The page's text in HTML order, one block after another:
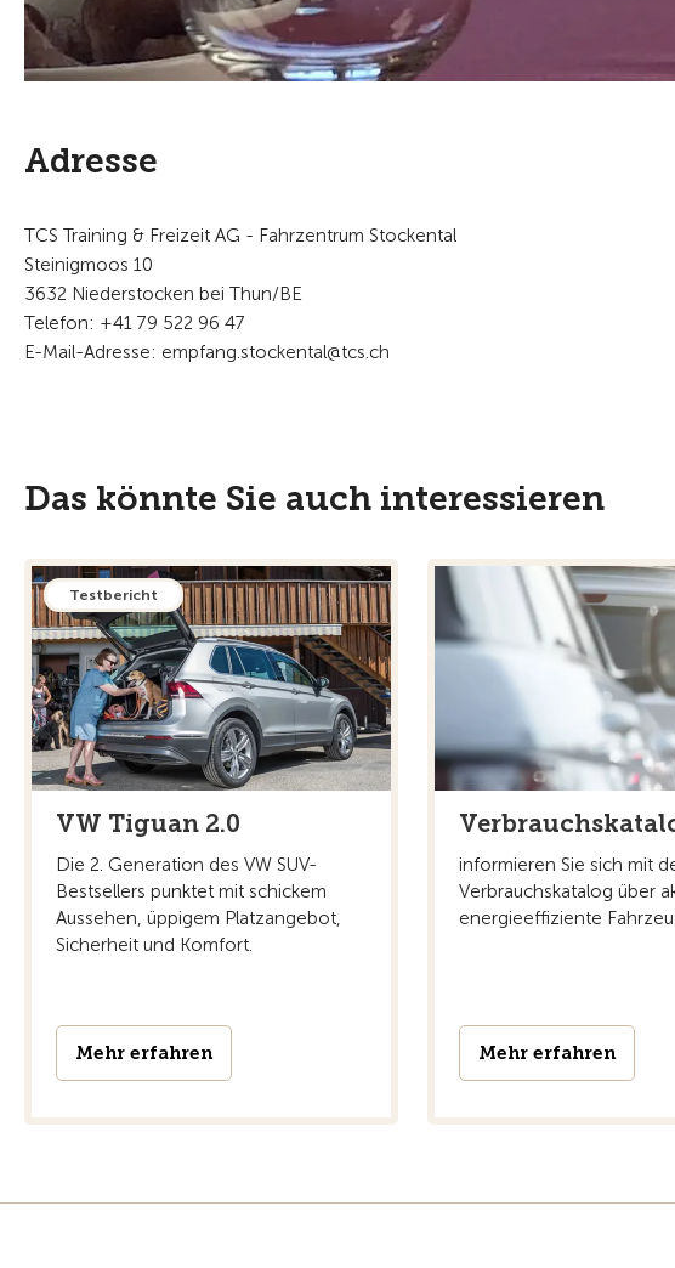
Adresse
TCS Training & Freizeit AG - Fahrzentrum Stockental
Steinigmoos 10
3632 Niederstocken bei Thun/BE
Telefon: +41 79 522 96 47
E-Mail-Adresse: empfang.stockental@tcs.ch
Das könnte Sie auch interessieren
Testbericht
VW Tiguan 2.0
Die 2. Generation des VW SUV-
Bestsellers punktet mit schickem
Aussehen, üppigem Platzangebot,
Sicherheit und Komfort.
Mehr erfahren
informieren Sie sich mit
Verbrauchskatalog über
energieeffiziente
Mehr erfahren